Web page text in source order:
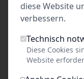
Unterhaltsam,
vor dem
diese Website
verbessern.
Technisch
Diese Cookies
Website